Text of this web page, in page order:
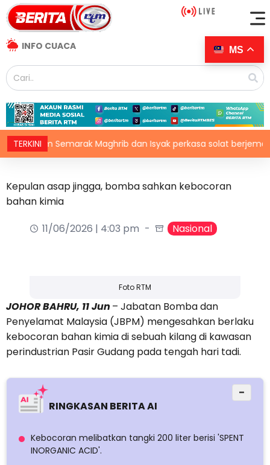
INFO CUACA
TERKINI
Semarak Maghrib dan Isyak perkasa solat berjemaah
Kepulan asap jingga, bomba sahkan kebocoran
bahan kimia
11/06/2026 | 4:03 pm
Nasional
Foto RTM
JOHOR BAHRU, 11 Jun – Jabatan Bomba dan
Penyelamat Malaysia (JBPM) mengesahkan berlaku
kebocoran bahan kimia di sebuah kilang di kawasan
perindustrian Pasir Gudang pada tengah hari tadi.
RINGKASAN BERITA AI
−
Kebocoran melibatkan tangki 200 liter berisi 'SPENT
INORGANIC ACID'.
MS